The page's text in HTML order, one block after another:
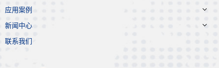
应用案例 
新闻中心 
联系我们